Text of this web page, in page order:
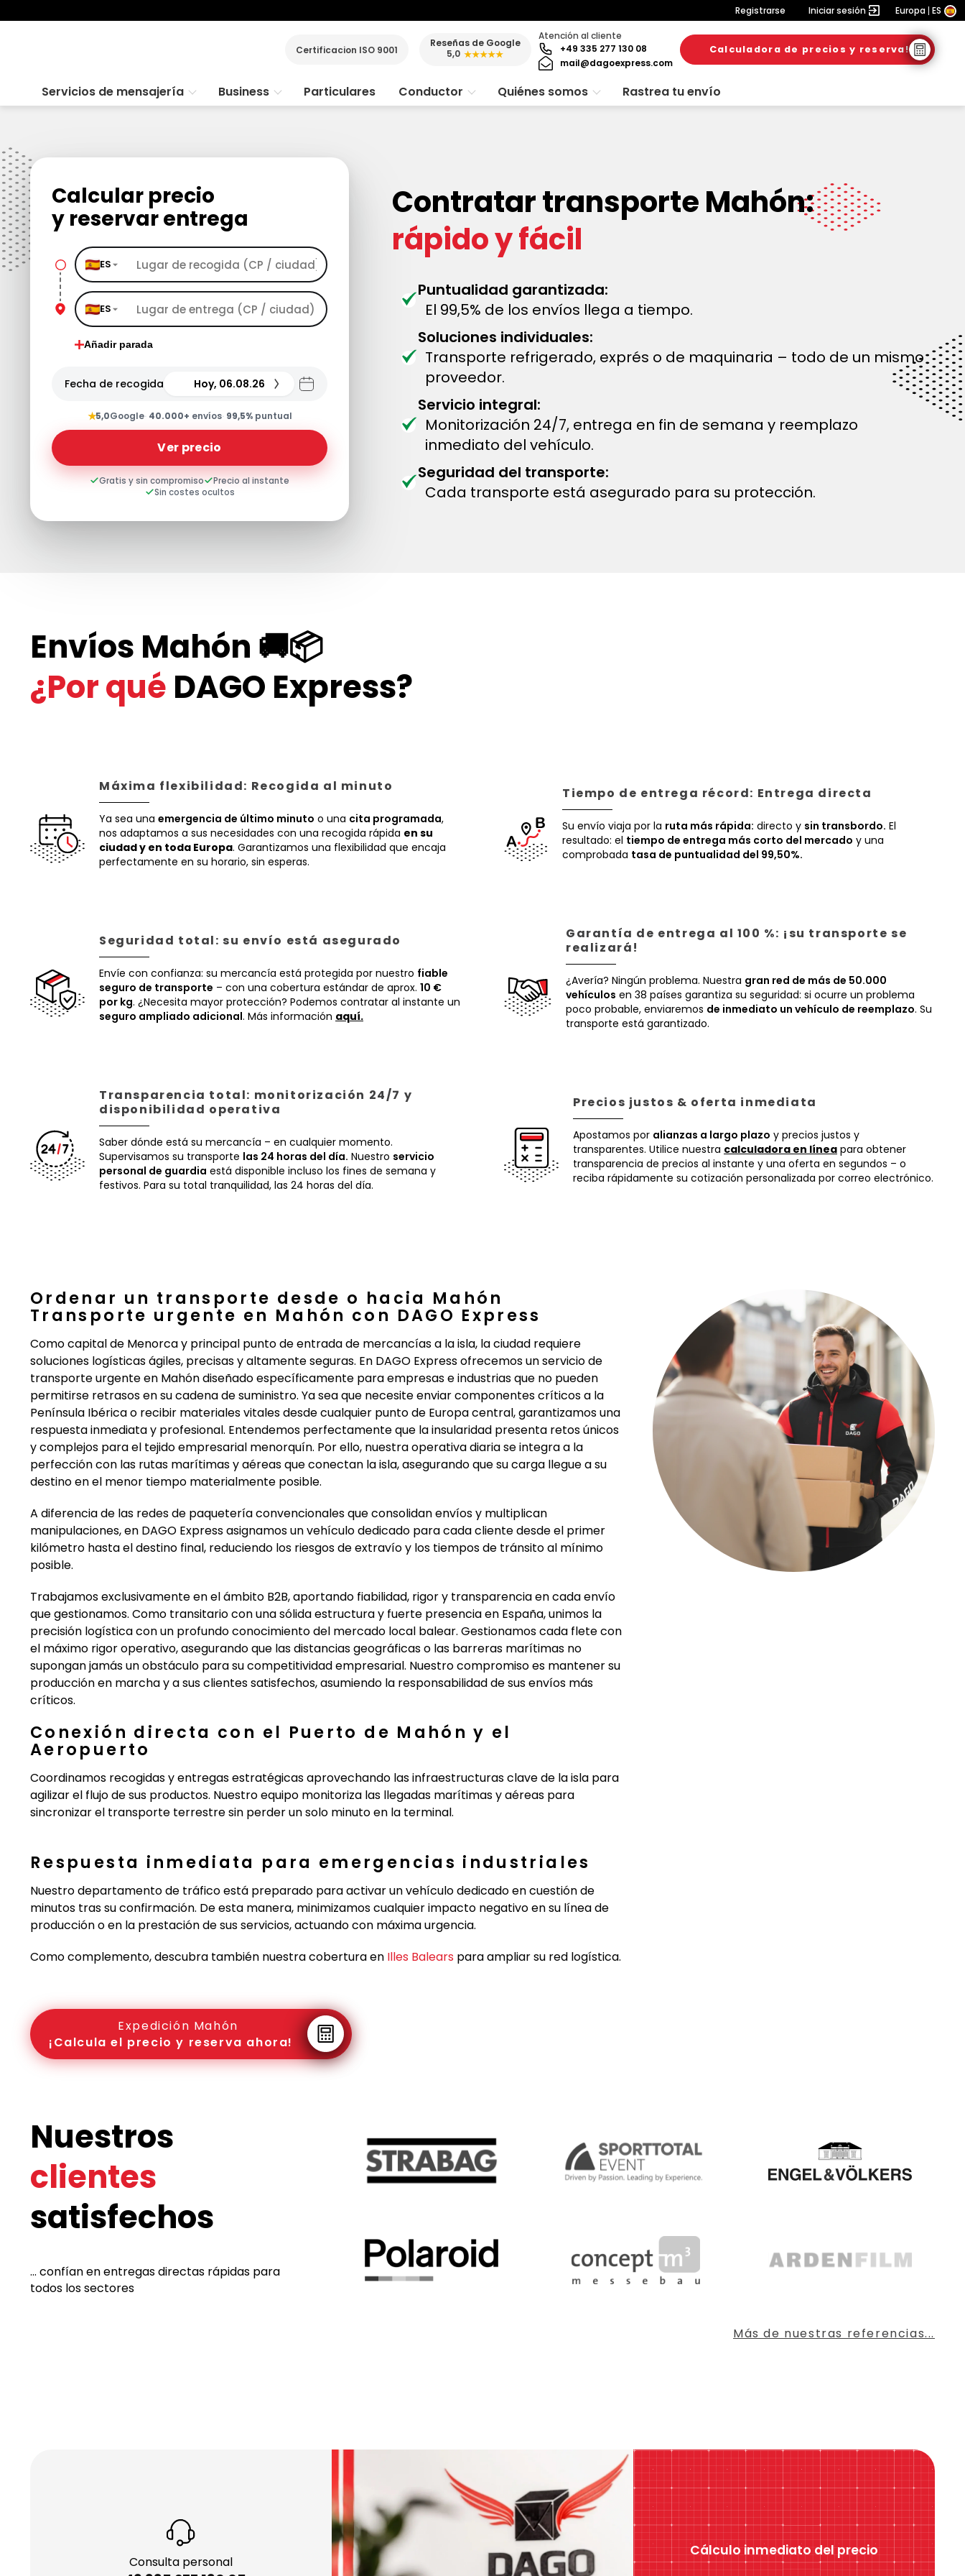
Registrarse Iniciar sesión Europa ES
Certificacion ISO 9001
Reseñas de Google
5,0 ★★★★★
Atención al cliente
+49 335 277 130 08
mail@dagoexpress.com
Calculadora de precios y reserva!
Servicios de mensajería Business Particulares Conductor Quiénes somos Rastrea tu envío
Calcular precio
y reservar entrega
ES
ES
Añadir parada
Fecha de recogida Hoy, 06.08.26
★5,0Google· 40.000+ envíos· 99,5%puntual
Ver precio
Gratis y sin compromiso
Precio al instante
Sin costes ocultos
Contratar transporte Mahón:
rápido y fácil
Puntualidad garantizada:
El 99,5% de los envíos llega a tiempo.
Soluciones individuales:
Transporte refrigerado, exprés o de maquinaria – todo de un mismo
proveedor.
Servicio integral:
Monitorización 24/7, entrega en fin de semana y reemplazo
inmediato del vehículo.
Seguridad del transporte:
Cada transporte está asegurado para su protección.
Envíos Mahón 🚚📦
¿Por qué DAGO Express?
Máxima flexibilidad: Recogida al minuto
Ya sea una emergencia de último minuto o una cita programada,
nos adaptamos a sus necesidades con una recogida rápida en su
ciudad y en toda Europa. Garantizamos una flexibilidad que encaja
perfectamente en su horario, sin esperas.
Tiempo de entrega récord: Entrega directa
Su envío viaja por la ruta más rápida: directo y sin transbordo. El
resultado: el tiempo de entrega más corto del mercado y una
comprobada tasa de puntualidad del 99,50%.
Seguridad total: su envío está asegurado
Envíe con confianza: su mercancía está protegida por nuestro fiable
seguro de transporte – con una cobertura estándar de aprox. 10 €
por kg. ¿Necesita mayor protección? Podemos contratar al instante un
seguro ampliado adicional. Más información aquí.
Garantía de entrega al 100 %: ¡su transporte se
realizará!
¿Avería? Ningún problema. Nuestra gran red de más de 50.000
vehículos en 38 países garantiza su seguridad: si ocurre un problema
poco probable, enviaremos de inmediato un vehículo de reemplazo. Su
transporte está garantizado.
Transparencia total: monitorización 24/7 y
disponibilidad operativa
Saber dónde está su mercancía – en cualquier momento.
Supervisamos su transporte las 24 horas del día. Nuestro servicio
personal de guardia está disponible incluso los fines de semana y
festivos. Para su total tranquilidad, las 24 horas del día.
Precios justos & oferta inmediata
Apostamos por alianzas a largo plazo y precios justos y
transparentes. Utilice nuestra calculadora en línea para obtener
transparencia de precios al instante y una oferta en segundos – o
reciba rápidamente su cotización personalizada por correo electrónico.
Ordenar un transporte desde o hacia Mahón
Transporte urgente en Mahón con DAGO Express
Como capital de Menorca y principal punto de entrada de mercancías a la isla, la ciudad requiere
soluciones logísticas ágiles, precisas y altamente seguras. En DAGO Express ofrecemos un servicio de
transporte urgente en Mahón diseñado específicamente para empresas e industrias que no pueden
permitirse retrasos en su cadena de suministro. Ya sea que necesite enviar componentes críticos a la
Península Ibérica o recibir materiales vitales desde cualquier punto de Europa central, garantizamos una
respuesta inmediata y profesional. Entendemos perfectamente que la insularidad presenta retos únicos
y complejos para el tejido empresarial menorquín. Por ello, nuestra operativa diaria se integra a la
perfección con las rutas marítimas y aéreas que conectan la isla, asegurando que su carga llegue a su
destino en el menor tiempo materialmente posible.
A diferencia de las redes de paquetería convencionales que consolidan envíos y multiplican
manipulaciones, en DAGO Express asignamos un vehículo dedicado para cada cliente desde el primer
kilómetro hasta el destino final, reduciendo los riesgos de extravío y los tiempos de tránsito al mínimo
posible.
Trabajamos exclusivamente en el ámbito B2B, aportando fiabilidad, rigor y transparencia en cada envío
que gestionamos. Como transitario con una sólida estructura y fuerte presencia en España, unimos la
precisión logística con un profundo conocimiento del mercado local balear. Gestionamos cada flete con
el máximo rigor operativo, asegurando que las distancias geográficas o las barreras marítimas no
supongan jamás un obstáculo para su competitividad empresarial. Nuestro compromiso es mantener su
producción en marcha y a sus clientes satisfechos, asumiendo la responsabilidad de sus envíos más
críticos.
Conexión directa con el Puerto de Mahón y el
Aeropuerto
Coordinamos recogidas y entregas estratégicas aprovechando las infraestructuras clave de la isla para
agilizar el flujo de sus productos. Nuestro equipo monitoriza las llegadas marítimas y aéreas para
sincronizar el transporte terrestre sin perder un solo minuto en la terminal.
Respuesta inmediata para emergencias industriales
Nuestro departamento de tráfico está preparado para activar un vehículo dedicado en cuestión de
minutos tras su confirmación. De esta manera, minimizamos cualquier impacto negativo en su línea de
producción o en la prestación de sus servicios, actuando con máxima urgencia.
Como complemento, descubra también nuestra cobertura en Illes Balears para ampliar su red logística.
Expedición Mahón
¡Calcula el precio y reserva ahora!
Nuestros
clientes
satisfechos
... confían en entregas directas rápidas para
todos los sectores
Más de nuestras referencias...
Consulta personal
Cálculo inmediato del precio